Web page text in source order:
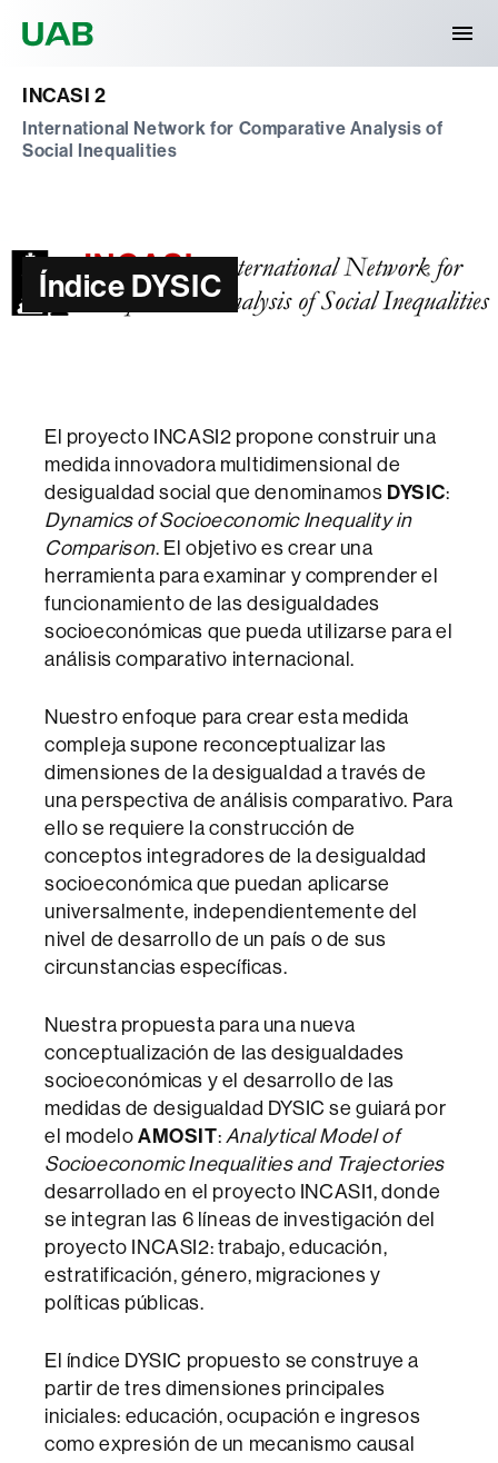
INCASI 2
International Network for Comparative Analysis of
Social Inequalities
Índice DYSIC
El proyecto INCASI2 propone construir una
medida innovadora multidimensional de
desigualdad social que denominamos DYSIC:
Dynamics of Socioeconomic Inequality in
Comparison. El objetivo es crear una
herramienta para examinar y comprender el
funcionamiento de las desigualdades
socioeconómicas que pueda utilizarse para el
análisis comparativo internacional.
Nuestro enfoque para crear esta medida
compleja supone reconceptualizar las
dimensiones de la desigualdad a través de
una perspectiva de análisis comparativo. Para
ello se requiere la construcción de
conceptos integradores de la desigualdad
socioeconómica que puedan aplicarse
universalmente, independientemente del
nivel de desarrollo de un país o de sus
circunstancias específicas.
Nuestra propuesta para una nueva
conceptualización de las desigualdades
socioeconómicas y el desarrollo de las
medidas de desigualdad DYSIC se guiará por
el modeloAMOSIT: Analytical Model of
Socioeconomic Inequalities and Trajectories
desarrollado en el proyecto INCASI1, donde
se integran las 6 líneas de investigación del
proyecto INCASI2: trabajo, educación,
estratificación, género, migraciones y
políticas públicas.
El índice DYSIC propuesto se construye a
partir de tres dimensiones principales
iniciales: educación, ocupación e ingresos
como expresión de un mecanismo causal